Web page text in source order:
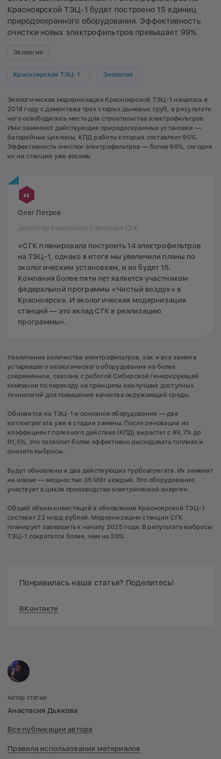
Красноярской ТЭЦ-1 будет построено 15 единиц
природоохранного оборудования. Эффективность
очистки новых электрофильтров превышает 99%.
Экология
Красноярская ТЭЦ-1 Экология
Экологическая модернизация Красноярской ТЭЦ-1 началась в
2018 году с демонтажа трех старых дымовых труб, в результате
чего освободилось место для строительства электрофильтров.
Ими заменяют действующие природоохранные установки —
батарейные циклоны, КПД работы которых составляет 95%.
Эффективность очистки электрофильтров — более 99%, сегодня
их на станции уже восемь.
Олег Петров
директор Енисейского филиала СГК
«СГК планировала построить 14 электрофильтров
на ТЭЦ-1, однако в итоге мы увеличили планы по
экологическим установкам, и их будет 15.
Компания более пяти лет является участником
федеральной программы «Чистый воздух» в
Красноярске. И экологическая модернизация
станций — это вклад СГК в реализацию
программы».
Увеличение количества электрофильтров, как и вся замена
устаревшего экологического оборудования на более
современное, связана с работой Сибирской генерирующей
компании по переходу на принципы наилучших доступных
технологий для повышения качества окружающей среды.
Обновится на ТЭЦ-1 и основное оборудование — два
котлоагрегата уже в стадии замены. После реновации их
коэффициент полезного действия (КПД) вырастет с 89,7% до
91,5%, это позволит более эффективно расходовать топливо и
снизить выбросы.
Будут обновлены и два действующих турбоагрегата. Их заменят
на новые — мощностью 35 МВт каждый. Это оборудование
участвует в цикле производства электрической энергии.
Общий объем инвестиций в обновление Красноярской ТЭЦ-1
составит 22 млрд рублей. Модернизацию станции СГК
планирует завершить к началу 2025 года. В результате выбросы
ТЭЦ-1 сократятся более, чем на 20%.
Понравилась наша статья? Поделитесь!
ВКонтакте
Автор статьи:
Анастасия Дьякова
Все публикации автора
Правила использования материалов